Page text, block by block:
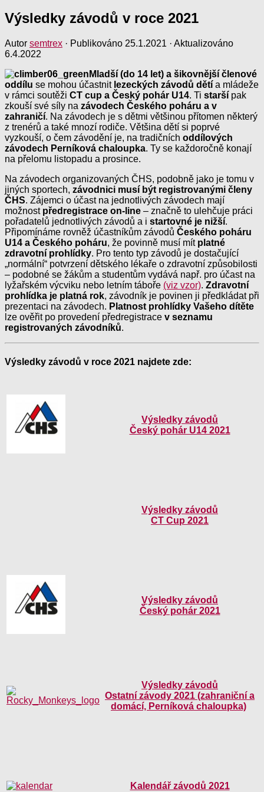
Výsledky závodů v roce 2021
Autor semtrex · Publikováno 25.1.2021 · Aktualizováno
6.4.2022
Mladší (do 14 let) a šikovnější členové
oddílu se mohou účastnit lezeckých závodů dětí a mládeže
v rámci soutěži CT cup a Český pohár U14. Ti starší pak
zkouší své síly na závodech Českého poháru a v
zahraničí. Na závodech je s dětmi většinou přítomen některý
z trenérů a také mnozí rodiče. Většina dětí si poprvé
vyzkouší, o čem závodění je, na tradičních oddílových
závodech Perníková chaloupka. Ty se každoročně konají
na přelomu listopadu a prosince.
Na závodech organizovaných ČHS, podobně jako je tomu v
jiných sportech, závodnici musí být registrovanými členy
ČHS. Zájemci o účast na jednotlivých závodech mají
možnost předregistrace on-line – značně to ulehčuje práci
pořadatelů jednotlivých závodů a i startovné je nižší.
Připomínáme rovněž účastníkům závodů Českého poháru
U14 a Českého poháru, že povinně musí mít platné
zdravotní prohlídky. Pro tento typ závodů je dostačující
„normální“ potvrzení dětského lékaře o zdravotní způsobilosti
– podobné se žákům a studentům vydává např. pro účast na
lyžařském výcviku nebo letním táboře (viz vzor). Zdravotní
prohlídka je platná rok, závodník je povinen ji předkládat při
prezentaci na závodech. Platnost prohlídky Vašeho dítěte
lze ověřit po provedení předregistrace v seznamu
registrovaných závodníků.
Výsledky závodů v roce 2021 najdete zde:
Výsledky závodů
Český pohár U14 2021
Výsledky závodů
CT Cup 2021
Výsledky závodů
Český pohár 2021
Výsledky závodů
Ostatní závody 2021 (zahraniční a
domácí, Perníková chaloupka)
Kalendář závodů 2021